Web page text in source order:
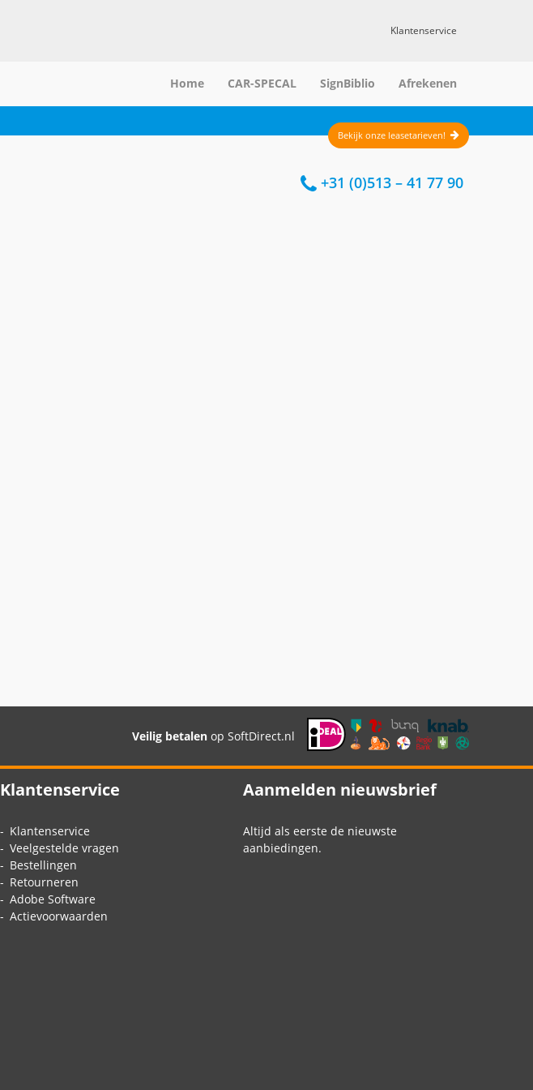
Klantenservice
Home CAR-SPECAL SignBiblio Afrekenen
Bekijk onze leasetarieven!
+31 (0)513 – 41 77 90
Veilig betalenop SoftDirect.nl
Klantenservice
Klantenservice
Veelgestelde vragen
Bestellingen
Retourneren
Adobe Software
Actievoorwaarden
Aanmelden nieuwsbrief
Altijd als eerste de nieuwste
aanbiedingen.